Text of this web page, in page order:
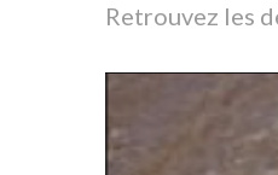
Retrouvez les